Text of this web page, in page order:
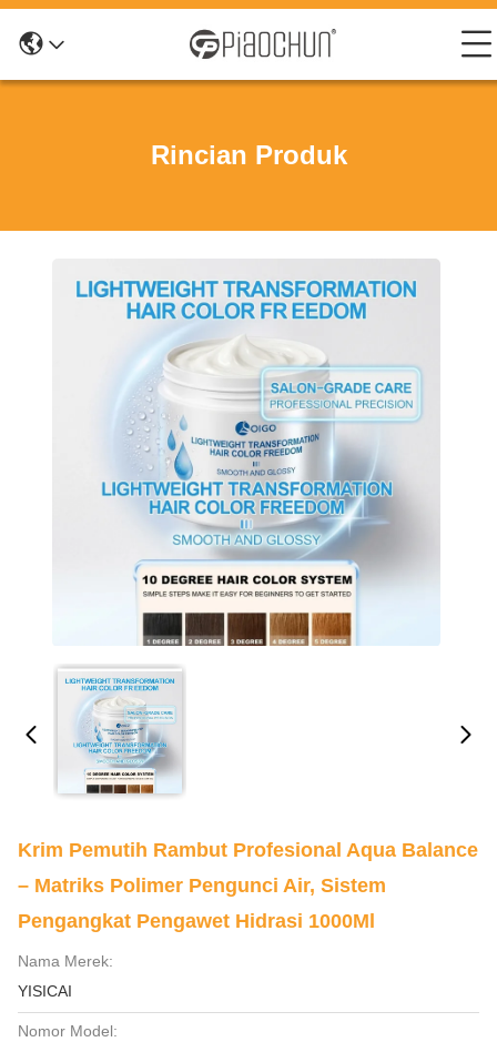
Rincian Produk
Krim Pemutih Rambut Profesional Aqua Balance
– Matriks Polimer Pengunci Air, Sistem
Pengangkat Pengawet Hidrasi 1000Ml
Nama Merek:
YISICAI
Nomor Model: